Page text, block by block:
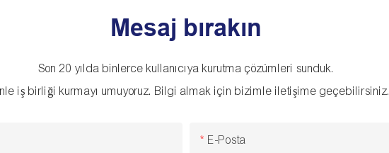
Mesaj bırakın
Son 20 yılda binlerce kullanıcıya kurutma çözümleri sunduk.
iş birliği kurmayı umuyoruz. Bilgi almak için bizimle iletişime geçebilirsiniz.
E-Posta